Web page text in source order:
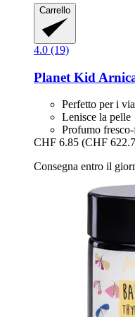
Carrello
4.0 (19)
Planet Kid
Perfetto per i
Lenisce la pelle
Profumo
CHF 6.85 (CHF
Consegna entro il